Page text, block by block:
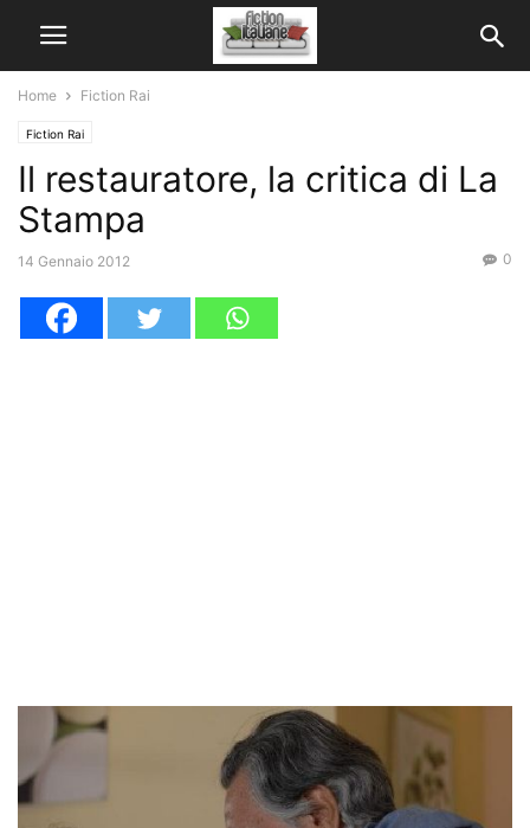
Home Fiction Rai
Fiction Rai
Il restauratore, la critica di La
Stampa
14 Gennaio 2012 0